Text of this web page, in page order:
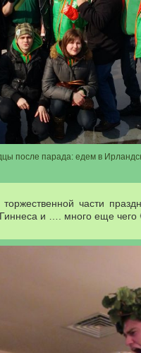
после парада: едем в
части
и …. много еще чего